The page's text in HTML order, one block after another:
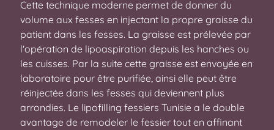
Cette technique moderne permet de donner du
volume aux fesses en injectant la propre graisse du
patient dans les fesses. La graisse est prélevée par
l'opération de lipoaspiration depuis les hanches ou
les cuisses. Par la suite cette graisse est envoyée en
laboratoire pour être purifiée, ainsi elle peut être
réinjectée dans les fesses qui deviennent plus
arrondies. Le lipofilling fessiers Tunisie a le double
avantage de remodeler le fessier tout en affinant